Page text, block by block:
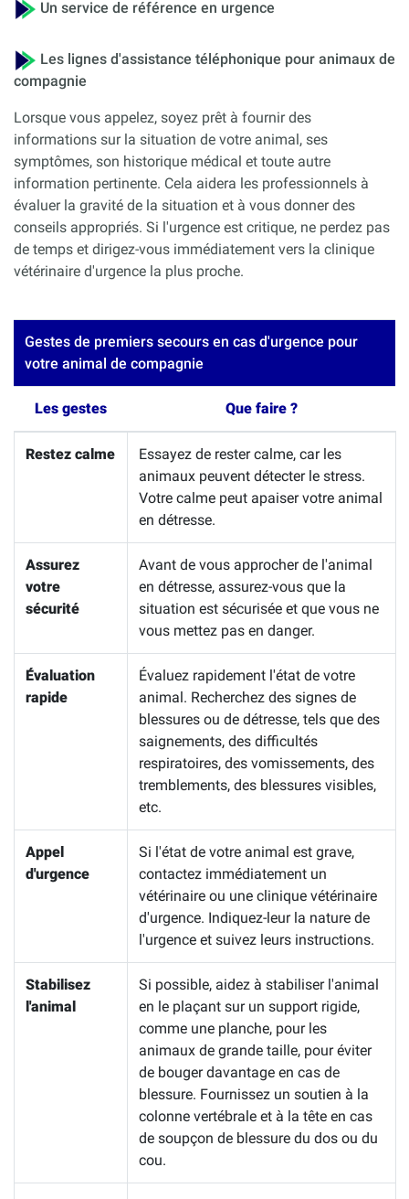
Un service de référence en urgence
Les lignes d'assistance téléphonique pour animaux de
compagnie
Lorsque vous appelez, soyez prêt à fournir des
informations sur la situation de votre animal, ses
symptômes, son historique médical et toute autre
information pertinente. Cela aidera les professionnels à
évaluer la gravité de la situation et à vous donner des
conseils appropriés. Si l'urgence est critique, ne perdez pas
de temps et dirigez-vous immédiatement vers la clinique
vétérinaire d'urgence la plus proche.
Gestes de premiers secours en cas d'urgence pour
votre animal de compagnie
Les gestes Que faire ?
Restez calme
Essayez de rester calme, car les
animaux peuvent détecter le stress.
Votre calme peut apaiser votre animal
en détresse.
Assurez
votre
sécurité
Avant de vous approcher de l'animal
en détresse, assurez-vous que la
situation est sécurisée et que vous ne
vous mettez pas en danger.
Évaluation
rapide
Évaluez rapidement l'état de votre
animal. Recherchez des signes de
blessures ou de détresse, tels que des
saignements, des difficultés
respiratoires, des vomissements, des
tremblements, des blessures visibles,
etc.
Appel
d'urgence
Si l'état de votre animal est grave,
contactez immédiatement un
vétérinaire ou une clinique vétérinaire
d'urgence. Indiquez-leur la nature de
l'urgence et suivez leurs instructions.
Stabilisez
l'animal
Si possible, aidez à stabiliser l'animal
en le plaçant sur un support rigide,
comme une planche, pour les
animaux de grande taille, pour éviter
de bouger davantage en cas de
blessure. Fournissez un soutien à la
colonne vertébrale et à la tête en cas
de soupçon de blessure du dos ou du
cou.